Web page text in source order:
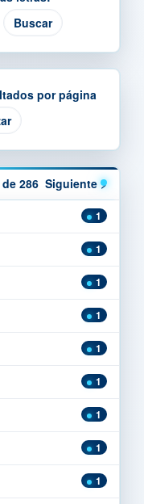
por página
286 Siguiente >
1
1
1
1
1
1
1
1
1